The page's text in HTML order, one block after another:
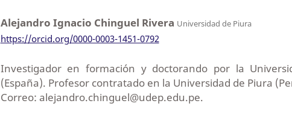
Alejandro Ignacio Chinguel Rivera Universidad de Piura
https://orcid.org/0000-0003-1451-0792
Investigador en formación y doctorando por la
(España). Profesor contratado en la Universidad de Piura
Correo: alejandro.chinguel@udep.edu.pe.